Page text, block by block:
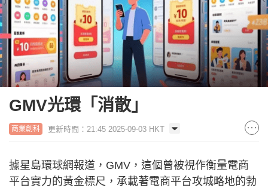
GMV光環「消散」
商業創科 更新時間：21:45 2025-09-03 HKT
據星島環球網報道，GMV，這個曾被視作衡量電商
平台實力的黃金標尺，承載著電商平台攻城略地的勃